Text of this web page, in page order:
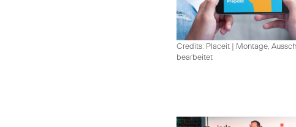
Credits: Placeit | Montage,
bearbeitet